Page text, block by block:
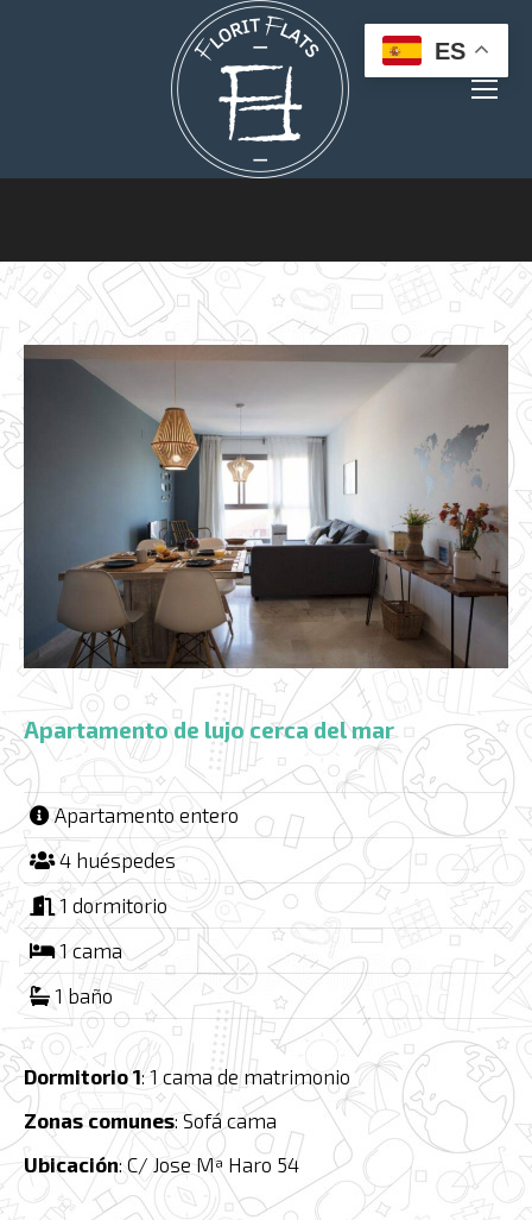
Apartamento de lujo cerca del mar
Apartamento entero
4 huéspedes
1 dormitorio
1 cama
1 baño
Dormitorio 1: 1 cama de matrimonio
Zonas comunes: Sofá cama
Ubicación: C/ Jose Mª Haro 54
ES